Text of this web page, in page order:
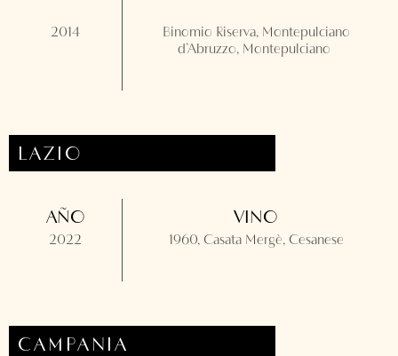
2014
Binomio Riserva, Montepulciano
d’Abruzzo, Montepulciano
LAZIO
AÑO
2022
VINO
1960, Casata Mergè, Cesanese
CAMPANIA